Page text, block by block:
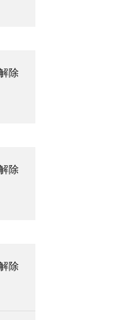
除
除
除